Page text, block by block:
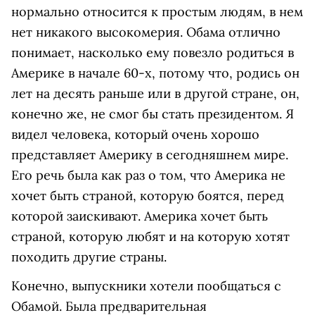
нормально относится к простым людям, в нем
нет никакого высокомерия. Обама отлично
понимает, насколько ему повезло родиться в
Америке в начале 60-х, потому что, родись он
лет на десять раньше или в другой стране, он,
конечно же, не смог бы стать президентом. Я
видел человека, который очень хорошо
представляет Америку в сегодняшнем мире.
Его речь была как раз о том, что Америка не
хочет быть страной, которую боятся, перед
которой заискивают. Америка хочет быть
страной, которую любят и на которую хотят
походить другие страны.
Конечно, выпускники хотели пообщаться с
Обамой. Была предварительная